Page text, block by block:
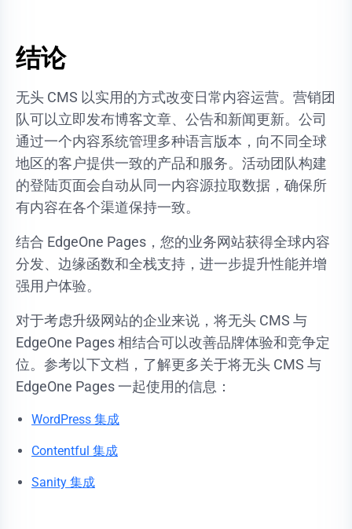
结论
无头 CMS 以实用的方式改变日常内容运营。营销团
队可以立即发布博客文章、公告和新闻更新。公司
通过一个内容系统管理多种语言版本，向不同全球
地区的客户提供一致的产品和服务。活动团队构建
的登陆页面会自动从同一内容源拉取数据，确保所
有内容在各个渠道保持一致。
结合 EdgeOne Pages，您的业务网站获得全球内容
分发、边缘函数和全栈支持，进一步提升性能并增
强用户体验。
对于考虑升级网站的企业来说，将无头 CMS 与
EdgeOne Pages 相结合可以改善品牌体验和竞争定
位。参考以下文档，了解更多关于将无头 CMS 与
EdgeOne Pages 一起使用的信息：
WordPress 集成
Contentful 集成
Sanity 集成